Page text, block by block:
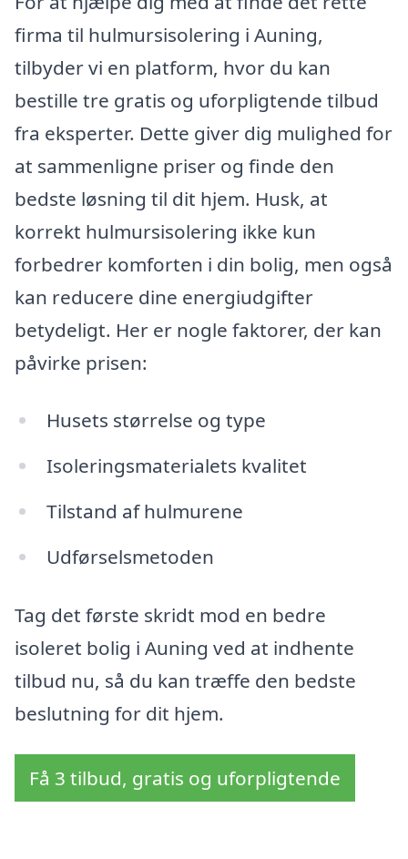
firma til hulmursisolering i Auning,
tilbyder vi en platform, hvor du kan
bestille tre gratis og uforpligtende tilbud
fra eksperter. Dette giver dig mulighed for
at sammenligne priser og finde den
bedste løsning til dit hjem. Husk, at
korrekt hulmursisolering ikke kun
forbedrer komforten i din bolig, men også
kan reducere dine energiudgifter
betydeligt. Her er nogle faktorer, der kan
påvirke prisen:
Husets størrelse og type
Isoleringsmaterialets kvalitet
Tilstand af hulmurene
Udførselsmetoden
Tag det første skridt mod en bedre
isoleret bolig i Auning ved at indhente
tilbud nu, så du kan træffe den bedste
beslutning for dit hjem.
Få 3 tilbud, gratis og uforpligtende